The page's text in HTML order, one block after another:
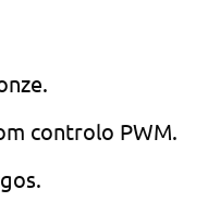
controlo PWM.